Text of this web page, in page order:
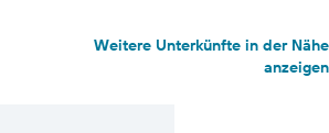
Weitere Unterkünfte in der Nähe
anzeigen